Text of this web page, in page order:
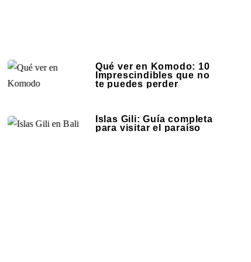
Qué ver en Komodo: 10
Imprescindibles que no
te puedes perder
Islas Gili: Guía completa
para visitar el paraíso